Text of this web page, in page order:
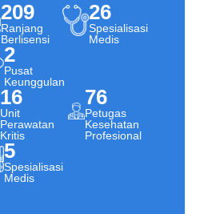
209
Ranjang
Berlisensi
26
Spesialisasi
Medis
2
Pusat
Keunggulan
16
Unit
Perawatan
Kritis
76
Petugas
Kesehatan
Profesional
5
Spesialisasi
Medis